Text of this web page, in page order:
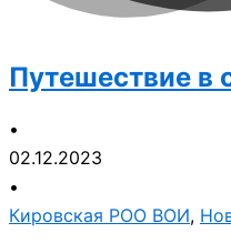
Путешествие в
•
02.12.2023
•
Кировская РОО ВОИ,